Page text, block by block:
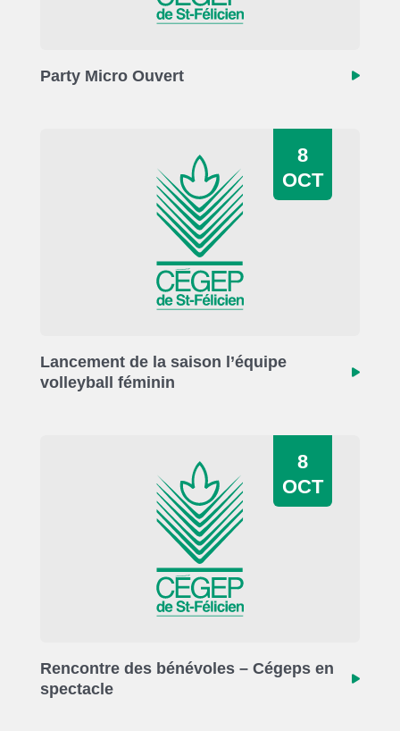
Party Micro Ouvert
8
OCT
Lancement de la saison l’équipe
volleyball féminin
8
OCT
Rencontre des bénévoles – Cégeps en
spectacle